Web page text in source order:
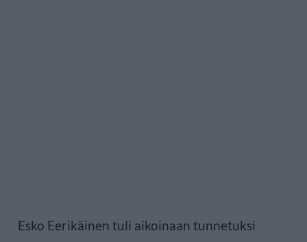
Esko Eerikäinen tuli aikoinaan tunnetuksi